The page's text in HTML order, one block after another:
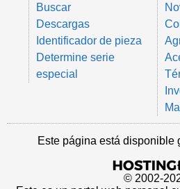
Buscar
Descargas
Identificador de pieza
Determine serie
especial
Este página está disponible
© 2002-